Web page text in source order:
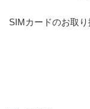
SIMカードのお取